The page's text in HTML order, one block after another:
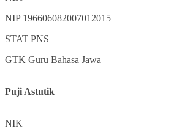
NIP 196606082007012015
STAT PNS
GTK Guru Bahasa Jawa
Puji Astutik
NIK